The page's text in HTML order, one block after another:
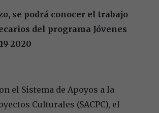
se podrá conocer el trabajo
del programa Jóvenes
2020
el Sistema de Apoyos a la
Culturales (SACPC), el